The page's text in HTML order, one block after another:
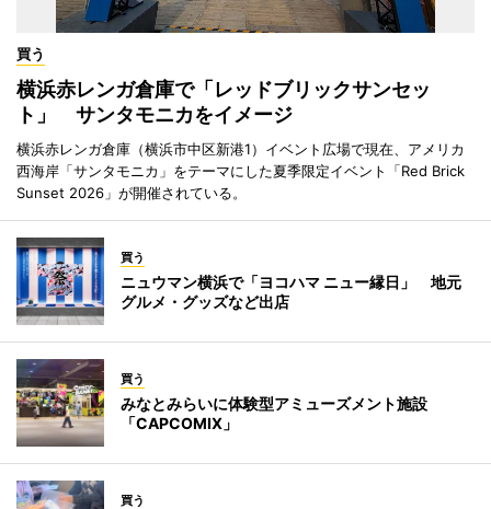
買う
横浜赤レンガ倉庫で「レッドブリックサンセッ
ト」 サンタモニカをイメージ
横浜赤レンガ倉庫（横浜市中区新港1）イベント広場で現在、アメリカ
西海岸「サンタモニカ」をテーマにした夏季限定イベント「Red Brick
Sunset 2026」が開催されている。
買う
ニュウマン横浜で「ヨコハマ ニュー縁日」 地元
グルメ・グッズなど出店
買う
みなとみらいに体験型アミューズメント施設
「CAPCOMIX」
買う